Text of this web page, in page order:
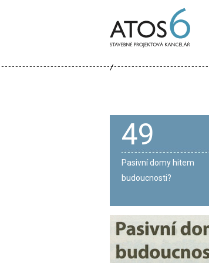
6
49
Pasivní domy hitem
budoucnosti?